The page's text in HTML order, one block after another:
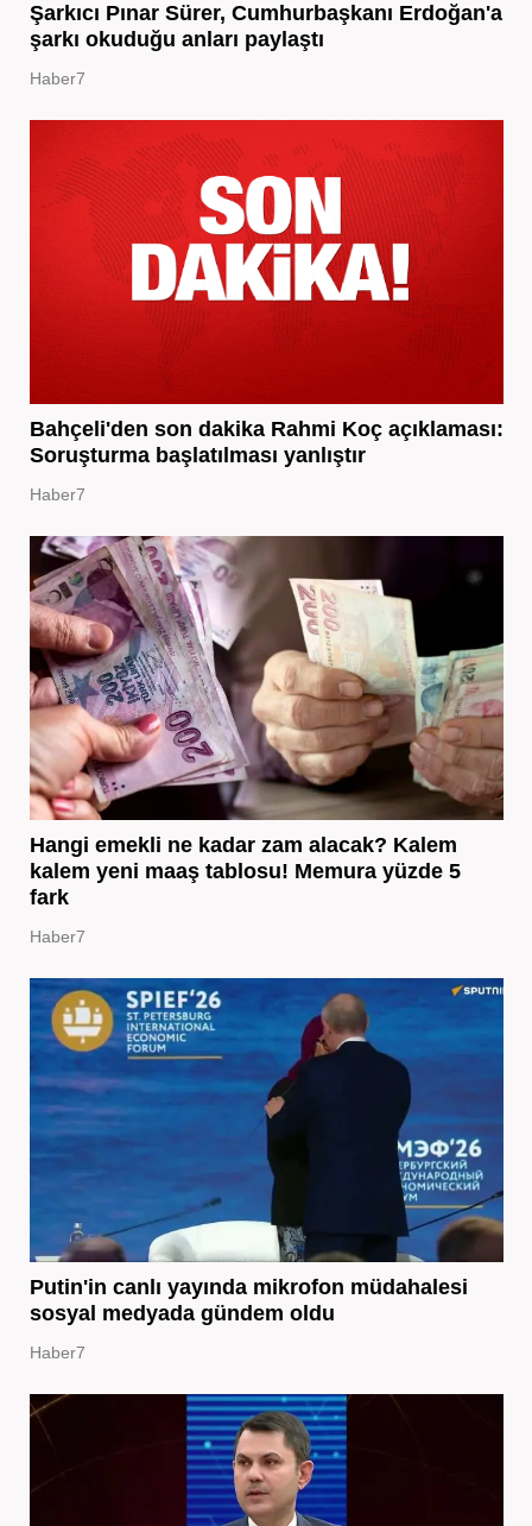
Şarkıcı Pınar Sürer, Cumhurbaşkanı Erdoğan'a
şarkı okuduğu anları paylaştı
Haber7
Bahçeli'den son dakika Rahmi Koç açıklaması:
Soruşturma başlatılması yanlıştır
Haber7
Hangi emekli ne kadar zam alacak? Kalem
kalem yeni maaş tablosu! Memura yüzde 5
fark
Haber7
Putin'in canlı yayında mikrofon müdahalesi
sosyal medyada gündem oldu
Haber7